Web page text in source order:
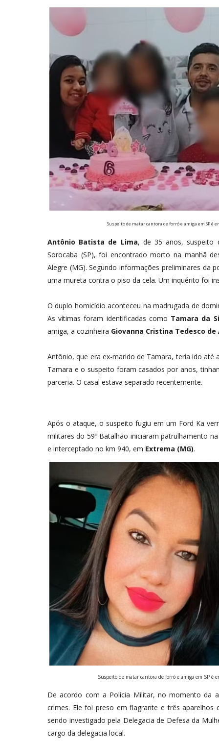
Suspeito de matar cantora de forró e amiga em SP é
Antônio Batista de Lima, de 35 anos, suspeito
Sorocaba (SP), foi encontrado morto na manhã
Alegre (MG). Segundo informações preliminares
uma mureta contra o piso da cela. Um inquérito foi
O duplo homicídio aconteceu na madrugada de
As vítimas foram identificadas como Tamara da
amiga, a cozinheira Giovanna Cristina Tedesco de
Antônio, que era ex-marido de Tamara, teria ido até
Tamara e o suspeito foram casados por anos,
parceria. O casal estava separado recentemente.
Após o ataque, o suspeito fugiu em um Ford Ka
militares do 59º Batalhão iniciaram patrulhamento na
e interceptado no km 940, em Extrema (MG).
Suspeito de matar cantora de forró e amiga em SP é
De acordo com a Polícia Militar, no momento da
crimes. Ele foi preso em flagrante e três aparelhos
sendo investigado pela Delegacia de Defesa da
cargo da delegacia local.